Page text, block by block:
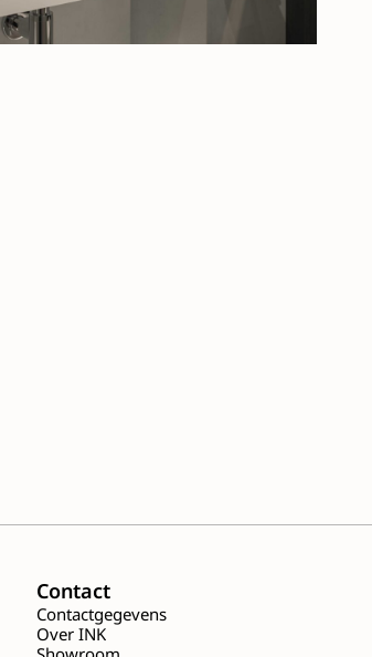
Contact
Contactgegevens
Over INK